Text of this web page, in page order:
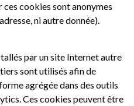
cookies sont anonymes
ni autre donnée).
par un site Internet autre
sont utilisés afin de
agrégée dans des outils
Ces cookies peuvent être